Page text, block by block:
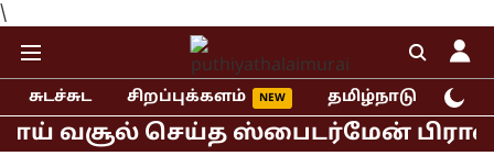
\
சுடச்சுட சிறப்புக்களம் தமிழ்நாடு
வசூல் செய்த ஸ்பைடர்மேன் பிராண்ட்